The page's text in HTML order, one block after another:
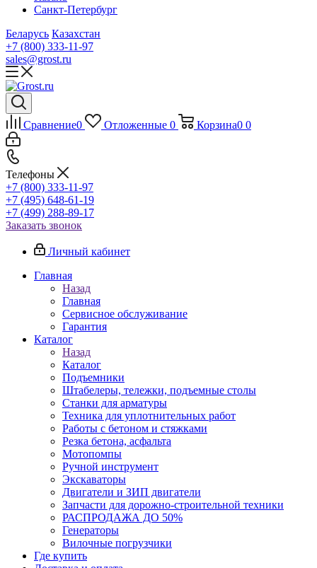
Санкт-Петербург
Беларусь Казахстан
+7 (800) 333-11-97
sales@grost.ru
Сравнение0 Отложенные 0 Корзина0 0
Телефоны
+7 (800) 333-11-97
+7 (495) 648-61-19
+7 (499) 288-89-17
Заказать звонок
Личный кабинет
Главная
Назад
Главная
Сервисное обслуживание
Гарантия
Каталог
Назад
Каталог
Подъемники
Штабелеры, тележки, подъемные столы
Станки для арматуры
Техника для уплотнительных работ
Работы с бетоном и стяжками
Резка бетона, асфальта
Мотопомпы
Ручной инструмент
Экскаваторы
Двигатели и ЗИП двигатели
Запчасти для дорожно-строительной техники
РАСПРОДАЖА ДО 50%
Генераторы
Вилочные погрузчики
Где купить